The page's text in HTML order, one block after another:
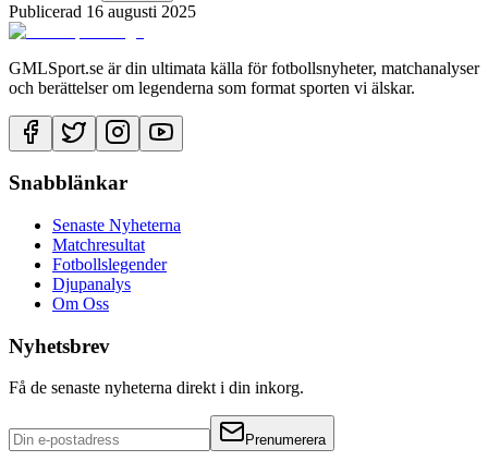
Publicerad 16 augusti 2025
GMLSport.se är din ultimata källa för fotbollsnyheter, matchanalyser
och berättelser om legenderna som format sporten vi älskar.
Snabblänkar
Senaste Nyheterna
Matchresultat
Fotbollslegender
Djupanalys
Om Oss
Nyhetsbrev
Få de senaste nyheterna direkt i din inkorg.
Prenumerera